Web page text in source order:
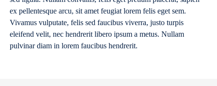
ex pellentesque arcu, sit amet feugiat lorem felis eget sem.
Vivamus vulputate, felis sed faucibus viverra, justo turpis
eleifend velit, nec hendrerit libero ipsum a metus. Nullam
pulvinar diam in lorem faucibus hendrerit.